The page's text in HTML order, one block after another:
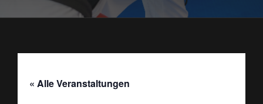
« Alle Veranstaltungen